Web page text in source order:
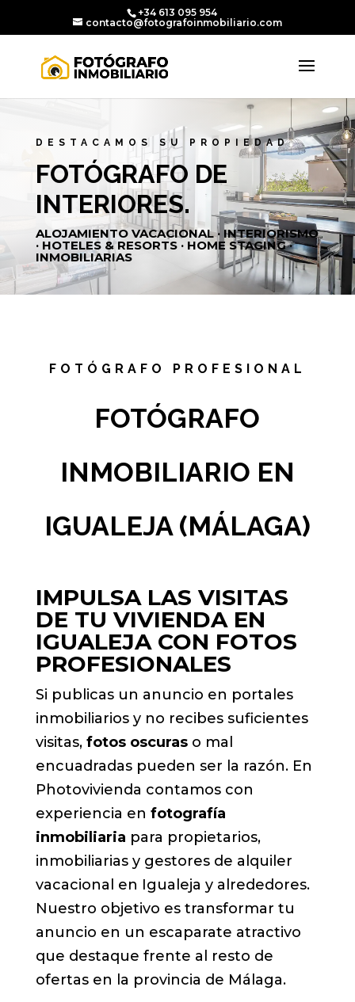
+34 613 095 954
contacto@fotografoinmobiliario.com
DESTACAMOS SU PROPIEDAD
FOTÓGRAFO DE
INTERIORES.
ALOJAMIENTO VACACIONAL · INTERIORISMO
· HOTELES & RESORTS · HOME STAGING ·
INMOBILIARIAS
FOTÓGRAFO PROFESIONAL
FOTÓGRAFO
INMOBILIARIO EN
IGUALEJA (MÁLAGA)
IMPULSA LAS VISITAS
DE TU VIVIENDA EN
IGUALEJA CON FOTOS
PROFESIONALES
Si publicas un anuncio en portales
inmobiliarios y no recibes suficientes
visitas, fotos oscuraso mal
encuadradas pueden ser la razón. En
Photovivienda contamos con
experiencia en fotografía
inmobiliaria para propietarios,
inmobiliarias y gestores de alquiler
vacacional en Igualeja y alrededores.
Nuestro objetivo es transformar tu
anuncio en un escaparate atractivo
que destaque frente al resto de
ofertas en la provincia de Málaga.